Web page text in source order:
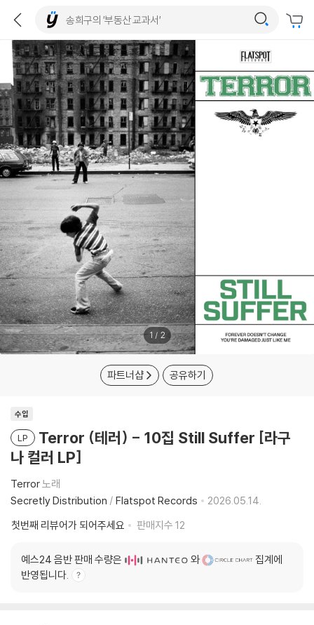
1 / 2
파트너샵 공유하기
수입
LP
Terror (테러) - 10집 Still Suffer [라구
나 컬러 LP]
Terror노래
Secretly Distribution / Flatspot Records
2026.05.14.
첫번째 리뷰어가 되어주세요
판매지수 12
예스24 음반 판매 수량은 와
집계에
반영됩니다.